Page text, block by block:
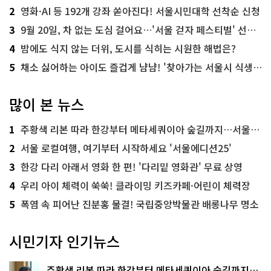
2 영화·AI 등 192개 강좌 쏟아진다! 서울시민대학 선착순 신청
3 9월 20일, 차 없는 도심 걸어요…'서울 걷자 페스티벌' 선착순 5천명
4 밤에도 식지 않는 더위, 도시를 식히는 시원한 해법은?
5 채소 싫어하는 아이도 즐겁게 냠냠! '찾아가는 서울시 식생활 교육' 현장
많이 본 뉴스
1 주황색 리본 따라 한강부터 메타세쿼이아 숲길까지…서울둘레길 15코스
2 서울 로컬여행, 여기부터 시작하세요 '서울에디션25'
3 한강 다리 아래서 영화 한 편! '다리밑 영화관' 무료 상영
4 우리 아이 체력이 쑥쑥! 클라이밍 키즈카페·어린이 체력장
5 폭염 속 피어난 진분홍 물결! 국립중앙박물관 배롱나무 명소
시민기자 인기뉴스